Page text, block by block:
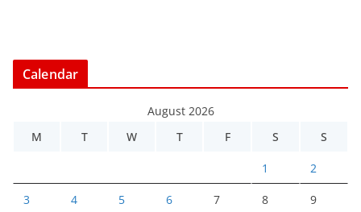
Calendar
August 2026
M
T W T F S S
1 2
3 4 5 6 7 8 9